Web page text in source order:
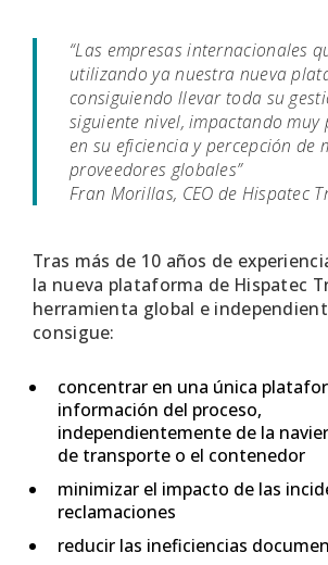
“Las empresas internacionales
utilizando ya nuestra nueva
consiguiendo llevar toda su
siguiente nivel, impactando muy
en su eficiencia y percepción de
proveedores globales”
Fran Morillas, CEO de Hispatec
Tras más de 10 años de
la nueva plataforma de Hispatec
herramienta global e
consigue:
concentrar en una única
información del proceso,
independientemente de la
de transporte o el contenedor
minimizar el impacto de las
reclamaciones
reducir las ineficiencias